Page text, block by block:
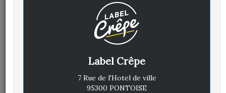
ÉCRIT LE MERCREDI 20 AVRIL
Label Crêpe
7 Rue de l'Hotel de ville
95300 PONTOISE